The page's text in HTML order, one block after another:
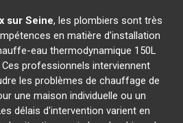
sur Seine, les plombiers sont très
en matière d'installation
eau thermodynamique 150L
Ces professionnels interviennent
les problèmes de chauffage de
une maison individuelle ou un
délais d'intervention varient en